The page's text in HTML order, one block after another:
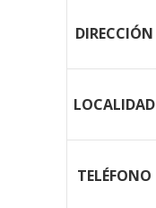
DIRECCIÓN
LOCALIDAD
TELÉFONO